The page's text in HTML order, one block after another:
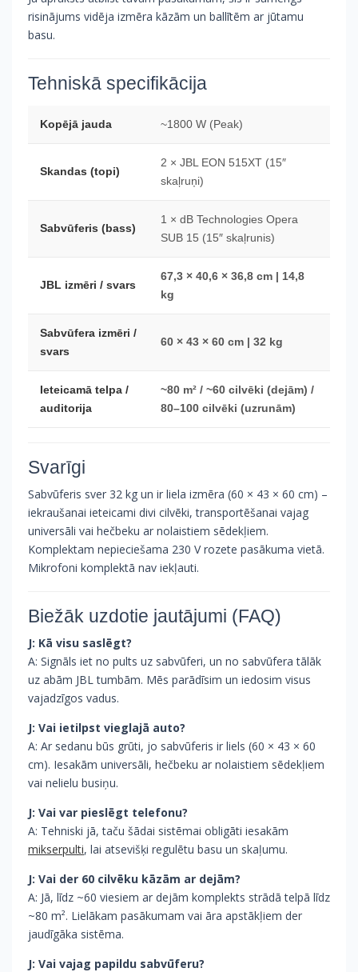
risinājums vidēja izmēra kāzām un ballītēm ar jūtamu
basu.
Tehniskā specifikācija
Kopējā jauda ~1800 W (Peak)
Skandas (topi)
2 × JBL EON 515XT (15″
skaļruņi)
Sabvūferis (bass)
1 × dB Technologies Opera
SUB 15 (15″ skaļrunis)
JBL izmēri / svars
67,3 × 40,6 × 36,8 cm | 14,8
kg
Sabvūfera izmēri /
svars
60 × 43 × 60 cm | 32 kg
Ieteicamā telpa /
auditorija
~80 m² / ~60 cilvēki (dejām) /
80–100 cilvēki (uzrunām)
Svarīgi
Sabvūferis sver 32 kg un ir liela izmēra (60 × 43 × 60 cm) –
iekraušanai ieteicami divi cilvēki, transportēšanai vajag
universāli vai hečbeku ar nolaistiem sēdekļiem.
Komplektam nepieciešama 230 V rozete pasākuma vietā.
Mikrofoni komplektā nav iekļauti.
Biežāk uzdotie jautājumi (FAQ)
J: Kā visu saslēgt?
A: Signāls iet no pults uz sabvūferi, un no sabvūfera tālāk
uz abām JBL tumbām. Mēs parādīsim un iedosim visus
vajadzīgos vadus.
J: Vai ietilpst vieglajā auto?
A: Ar sedanu būs grūti, jo sabvūferis ir liels (60 × 43 × 60
cm). Iesakām universāli, hečbeku ar nolaistiem sēdekļiem
vai nelielu busiņu.
J: Vai var pieslēgt telefonu?
A: Tehniski jā, taču šādai sistēmai obligāti iesakām
mikserpulti, lai atsevišķi regulētu basu un skaļumu.
J: Vai der 60 cilvēku kāzām ar dejām?
A: Jā, līdz ~60 viesiem ar dejām komplekts strādā telpā līdz
~80 m². Lielākam pasākumam vai āra apstākļiem der
jaudīgāka sistēma.
J: Vai vajag papildu sabvūferu?